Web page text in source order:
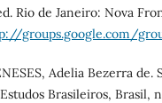
Rio de Janeiro: Nova
groups.google.com/
Adelia Bezerra de.
Brasileiros, Brasil,